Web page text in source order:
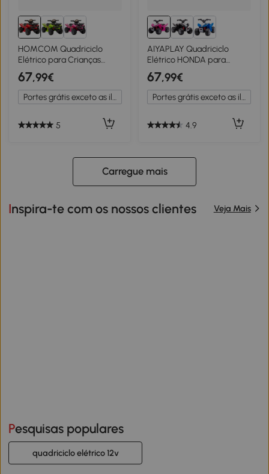
HOMCOM Quadriciclo
Elétrico para Crianças
Veículo Elétrico a Bateria 6V
Infantil com Velocidade
2km/h 70x42x45 cm
Vermelho
67,99€
Portes grátis exceto as ilhas
5
AIYAPLAY Quadriciclo
Elétrico HONDA para
Crianças de 18-36 Meses
Quadriciclo Elétrico Infantil
a Bateria 6V com Faróis
LED Buzina Velocidade de
65,5x35,5x43,5cm Rosa
67,99€
Portes grátis exceto as ilhas
4.9
Carregue mais
Inspira-te com os nossos clientes Veja Mais
Pesquisas populares
quadriciclo elétrico 12v